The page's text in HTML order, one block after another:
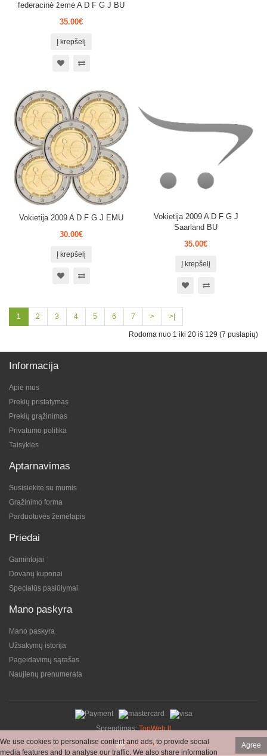
federacinė žemė A D F G J BU
35.00€
Į krepšelį
Vokietija 2009 A D F G J EMU
30.00€
Į krepšelį
Vokietija 2009 A D F G J
Saarland BU
35.00€
Į krepšelį
1 2 3 4 5 6 7 > >|
Rodoma nuo 1 iki 20 iš 129 (7 puslapių)
Informacija
Apie mus
Prekių pristatymas
Prekių grąžinimas
Privatumo politika
Taisyklės
Aptarnavimas
Susisiekite su mumis
Grąžinimo forma
Parduotuvės žemėlapis
Priedai
Gamintojai
Dovanų kuponai
Specialūs pasiūlymai
Mano paskyra
Mano paskyra
Užsakymų istorija
Pageidavimų sąrašas
Naujienų prenumerata
Sprendimas:TopWeb.lt
Agree
We use cookies to personalise content and ads, to provide social
media features and to analyse our traffic. We also share information